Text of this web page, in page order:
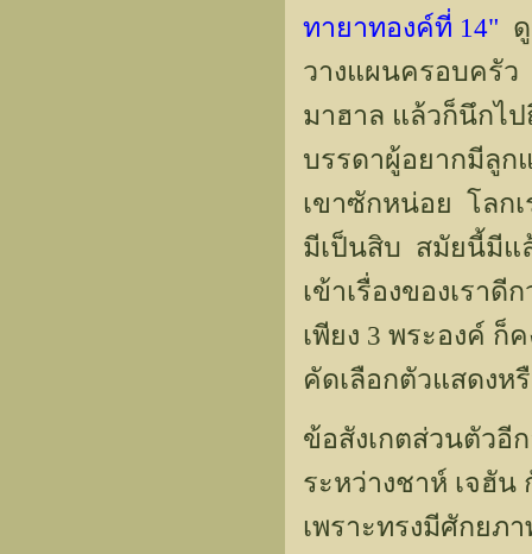
ทายาทองค์ที่ 14"
วางแผนครอบครัว
มาฮาล แล้วก็นึกไ
บรรดาผู้อยากมีลูก
เขาซักหน่อย โลก
มีเป็นสิบ สมัยนี้มีแ
เข้าเรื่องของเรา
เพียง 3 พระองค์
คัดเลือกตัวแสดงห
ข้อสังเกตส่วนตัวอี
ระหว่างชาห์ เจฮั
เพราะทรงมีศักยภ